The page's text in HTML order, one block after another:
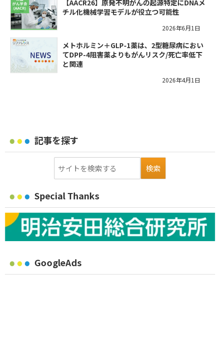
【AACR26】原発不明がんの起源特定にDNAメ
チル化機械学習モデルが役立つ可能性
2026年6月1日
メトホルミン＋GLP-1薬は、2型糖尿病におい
てDPP-4阻害薬よりもがんリスク/死亡率低下
と関連
2026年4月1日
記事を探す
Special Thanks
GoogleAds